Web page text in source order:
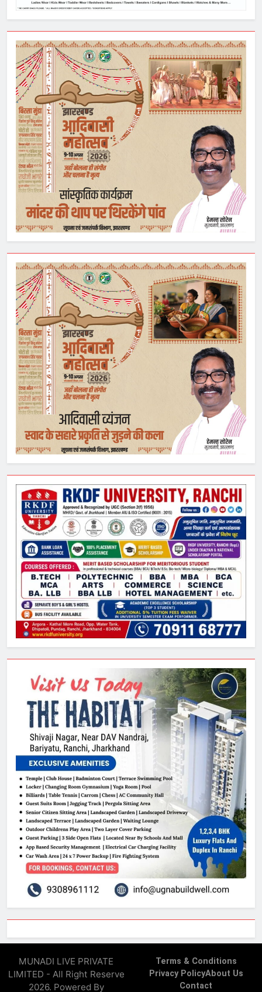
MUNADI LIVE PRIVATE
LIMITED - All Right Reserve
2026. Powered By
Terms & Conditions
Privacy PolicyAbout Us
Contact